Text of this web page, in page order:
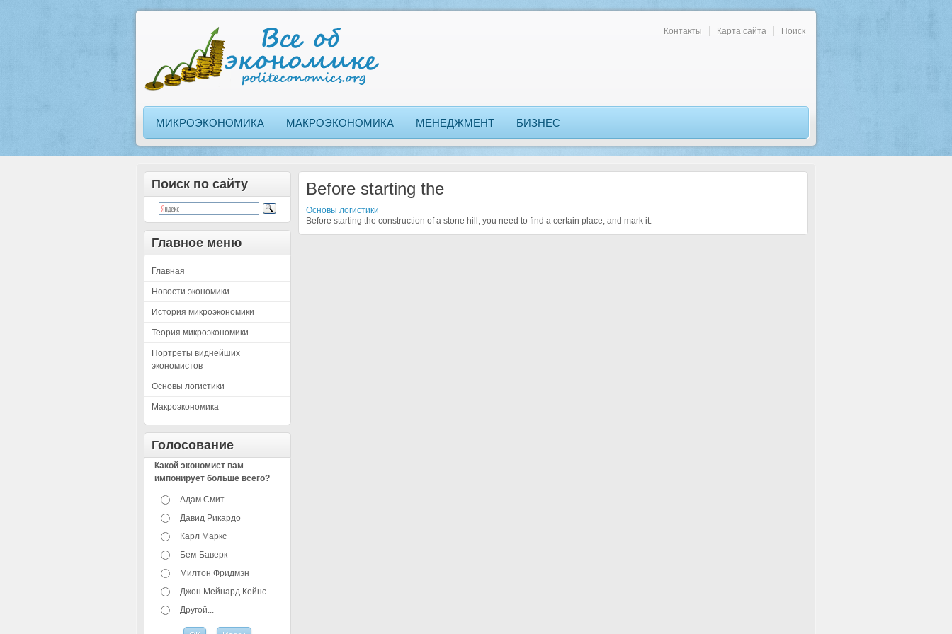
Контакты Карта сайта Поиск
МИКРОЭКОНОМИКА МАКРОЭКОНОМИКА МЕНЕДЖМЕНТ БИЗНЕС
Поиск по сайту
Главное меню
Главная
Новости экономики
История микроэкономики
Теория микроэкономики
Портреты виднейших
экономистов
Основы логистики
Макроэкономика
Голосование
Какой экономист вам
импонирует больше всего?
Адам Смит
Давид Рикардо
Карл Маркс
Бем-Баверк
Милтон Фридмэн
Джон Мейнард Кейнс
Другой...
Before starting the
Основы логистики
Before starting the construction of a stone hill, you need to find a certain place, and mark it.